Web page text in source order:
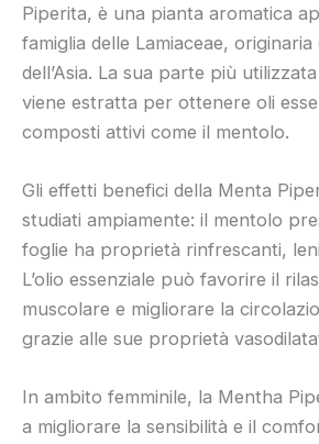
Piperita, è una pianta aromatica
famiglia delle Lamiaceae, originaria
dell’Asia. La sua parte più
viene estratta per ottenere oli
composti attivi come il mentolo.
Gli effetti benefici della Menta
studiati ampiamente: il mentolo
foglie ha proprietà rinfrescanti,
L’olio essenziale può favorire il
muscolare e migliorare la
grazie alle sue proprietà
In ambito femminile, la Mentha
a migliorare la sensibilità e il